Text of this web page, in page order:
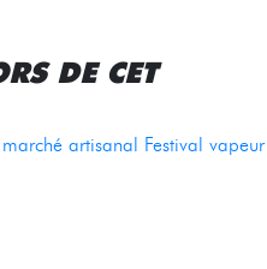
DE CET
artisanal Festival vapeur